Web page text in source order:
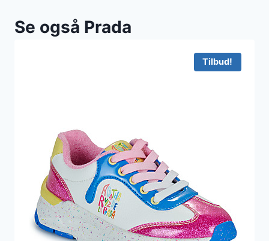
Se også Prada
Tilbud!